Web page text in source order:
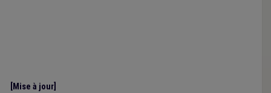
[Mise à jour]